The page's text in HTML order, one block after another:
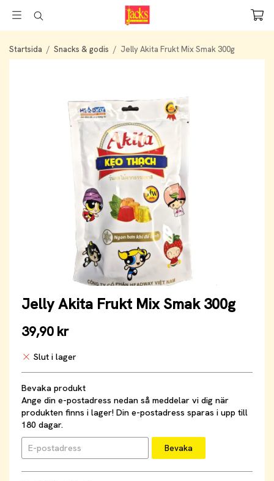
Startsida / Snacks & godis / Jelly Akita Frukt Mix Smak 300g
Jelly Akita Frukt Mix Smak 300g
39,90 kr
Slut i lager
Bevaka produkt
Ange din e-postadress nedan så meddelar vi dig när
produkten finns i lager! Din e-postadress sparas i upp till
180 dagar.
Bevaka